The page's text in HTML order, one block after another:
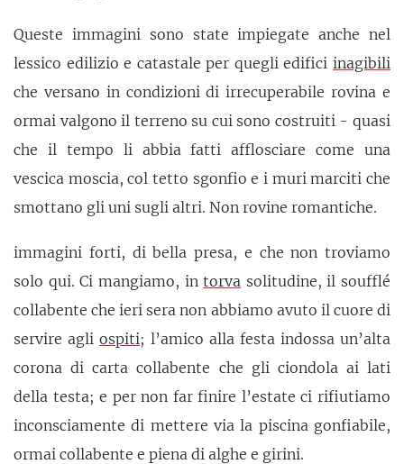
Queste immagini sono state impiegate anche nel
lessico edilizio e catastale per quegli edifici inagibili
che versano in condizioni di irrecuperabile rovina e
ormai valgono il terreno su cui sono costruiti - quasi
che il tempo li abbia fatti afflosciare come una
vescica moscia, col tetto sgonfio e i muri marciti che
smottano gli uni sugli altri. Non rovine romantiche.
immagini forti, di bella presa, e che non troviamo
solo qui. Ci mangiamo, intorva solitudine, il soufflé
collabente che ieri sera non abbiamo avuto il cuore di
servire agli ospiti; l’amico alla festa indossa un’alta
corona di carta collabente che gli ciondola ai lati
della testa; e per non far finire l’estate ci rifiutiamo
inconsciamente di mettere via la piscina gonfiabile,
ormai collabente e piena di alghe e girini.